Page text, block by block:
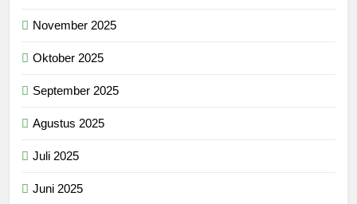
November 2025
Oktober 2025
September 2025
Agustus 2025
Juli 2025
Juni 2025